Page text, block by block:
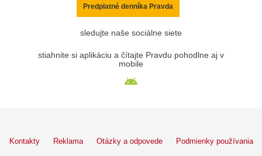
Predplatné denníka Pravda
sledujte naše sociálne siete
stiahnite si aplikáciu a čítajte Pravdu pohodlne aj v
mobile
Kontakty Reklama Otázky a odpovede Podmienky používania